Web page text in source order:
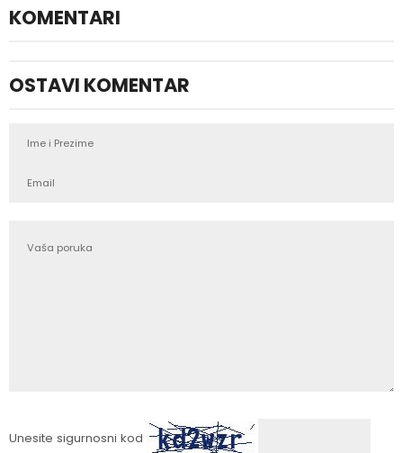
KOMENTARI
OSTAVI KOMENTAR
Unesite sigurnosni kod